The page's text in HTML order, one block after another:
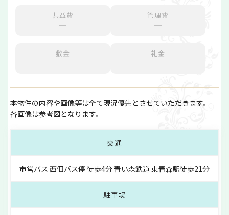
共益費
─
管理費
─
敷金
─
礼金
─
本物件の内容や画像等は全て現況優先とさせていただきます。
各画像は参考図となります。
交通
市営バス 西佃バス停 徒歩4分 青い森鉄道 東青森駅徒歩21分
駐車場